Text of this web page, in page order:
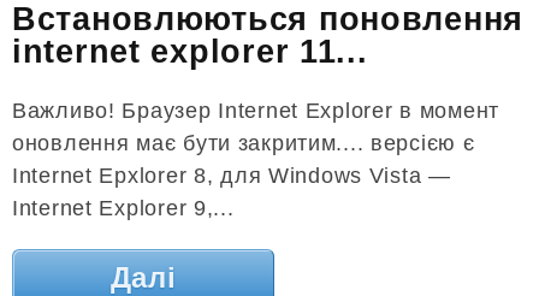
Встановлюються поновлення
internet explorer 11...
Важливо! Браузер Internet Explorer в момент
оновлення має бути закритим.... версією є
Internet Epxlorer 8, для Windows Vista —
Internet Explorer 9,...
Далі